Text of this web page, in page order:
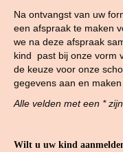
Na ontvangst van uw
een afspraak te maken
we na deze afspraak
kind past bij onze vorm
de keuze voor onze
gegevens aan en
Alle velden met een *
Wilt u uw kind